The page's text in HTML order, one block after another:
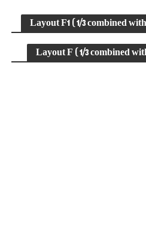
Layout F1 ( 1/3 combined
Layout F ( 1/3 combined
חדשות | חריש
עיריית חריש יצחק קשת, הואשם: כתב
האישום – ההר הוליד עכבר